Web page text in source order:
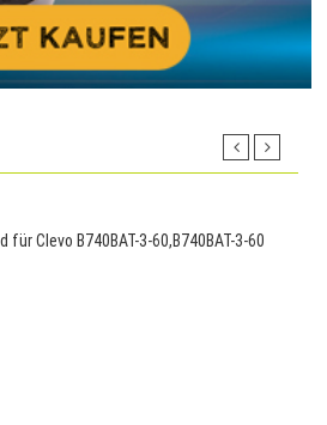
Clevo B740BAT-3-60,B740BAT-3-60